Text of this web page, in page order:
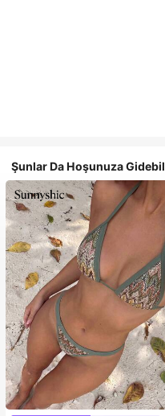
Şunlar Da Hoşunuza